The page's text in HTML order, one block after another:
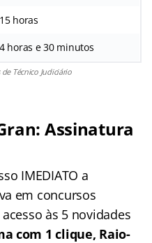
15 horas
4 horas e 30 minutos
Técnico Judiciário
Assinatura
IMEDIATO a
em concursos
às 5 novidades
com 1 clique, Raio-